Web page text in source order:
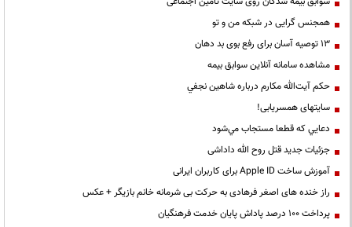
همجنس گرایی در شبکه من و تو
13 توصیه آسان برای رفع بوی بد دهان
مشاهده سامانه آنلاين سوابق بیمه
حكم آيت‌الله مكارم درباره شاهين نجفي
سایتهای همسریابی!
دعايي كه قطعا مستجاب مي‌شود
جزئیات جدید قتل روح الله داداشی
آموزش ساخت Apple ID برای کاربران ایرانی
راز خنده های اصغر فرهادی به حرکت بی شرمانه خانم بازیگر + عکس
پرداخت ۱۰۰ درصد پاداش پایان خدمت فرهنگیان